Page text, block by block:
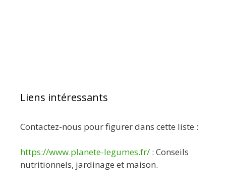
Liens intéressants
Contactez-nous pour figurer dans cette liste :
https://www.planete-legumes.fr/ : Conseils
nutritionnels, jardinage et maison.